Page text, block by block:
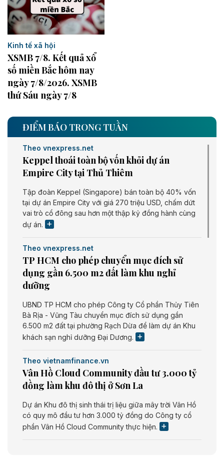
Kinh tế xã hội
XSMB 7/8. Kết quả xổ
số miền Bắc hôm nay
ngày 7/8/2026. XSMB
thứ Sáu ngày 7/8
ĐIỂM BÁO TRONG TUẦN
Theo vnexpress.net
Keppel thoái toàn bộ vốn khỏi dự án
Empire City tại Thủ Thiêm
Tập đoàn Keppel (Singapore) bán toàn bộ 40% vốn
tại dự án Empire City với giá 270 triệu USD, chấm dứt
vai trò cổ đông sau hơn một thập kỷ đồng hành cùng
dự án.
Theo vnexpress.net
TP HCM cho phép chuyển mục đích sử
dụng gần 6.500 m2 đất làm khu nghỉ
dưỡng
UBND TP HCM cho phép Công ty Cổ phần Thủy Tiên
Bà Rịa - Vũng Tàu chuyển mục đích sử dụng gần
6.500 m2 đất tại phường Rạch Dừa để làm dự án Khu
khách sạn nghỉ dưỡng Đại Dương.
Theo vietnamfinance.vn
Vân Hồ Cloud Community đầu tư 3.000 tỷ
đồng làm khu đô thị ở Sơn La
Dự án Khu đô thị sinh thái trị liệu giữa mây trời Vân Hồ
có quy mô đầu tư hơn 3.000 tỷ đồng do Công ty cổ
phần Vân Hồ Cloud Community thực hiện.